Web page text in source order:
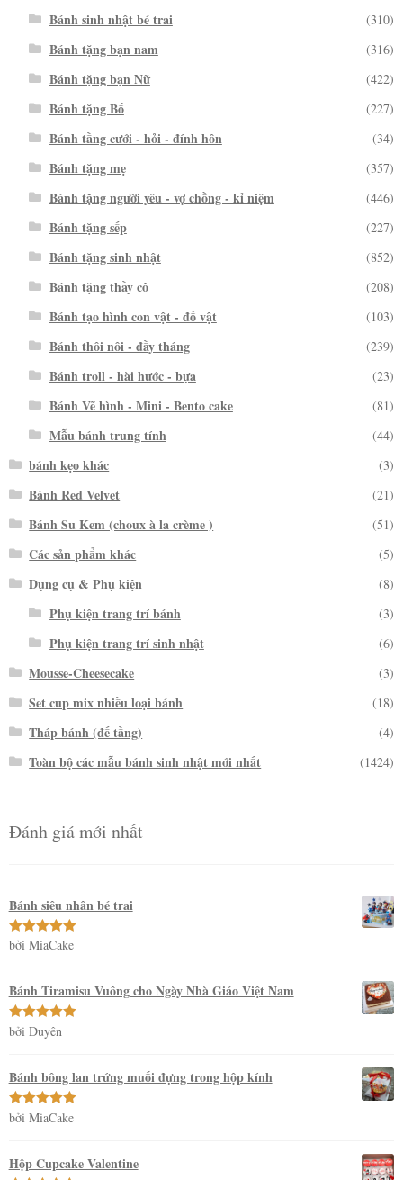
Bánh sinh nhật bé trai (310)
Bánh tặng bạn nam (316)
Bánh tặng bạn Nữ (422)
Bánh tặng Bố (227)
Bánh tầng cưới - hỏi - đính hôn (34)
Bánh tặng mẹ (357)
Bánh tặng người yêu - vợ chồng - kỉ niệm (446)
Bánh tặng sếp (227)
Bánh tặng sinh nhật (852)
Bánh tặng thầy cô (208)
Bánh tạo hình con vật - đồ vật (103)
Bánh thôi nôi - đầy tháng (239)
Bánh troll - hài hước - bựa (23)
Bánh Vẽ hình - Mini - Bento cake (81)
Mẫu bánh trung tính (44)
bánh kẹo khác (3)
Bánh Red Velvet (21)
Bánh Su Kem (choux à la crème ) (51)
Các sản phẩm khác (5)
Dụng cụ & Phụ kiện (8)
Phụ kiện trang trí bánh (3)
Phụ kiện trang trí sinh nhật (6)
Mousse-Cheesecake (3)
Set cup mix nhiều loại bánh (18)
Tháp bánh (đế tầng) (4)
Toàn bộ các mẫu bánh sinh nhật mới nhất (1424)
Đánh giá mới nhất
Bánh siêu nhân bé trai
Được xếp
bởi MiaCake
Bánh Tiramisu Vuông cho Ngày Nhà Giáo Việt Nam
Được xếp
bởi Duyên
Bánh bông lan trứng muối đựng trong hộp kính
Được xếp
bởi MiaCake
Hộp Cupcake Valentine